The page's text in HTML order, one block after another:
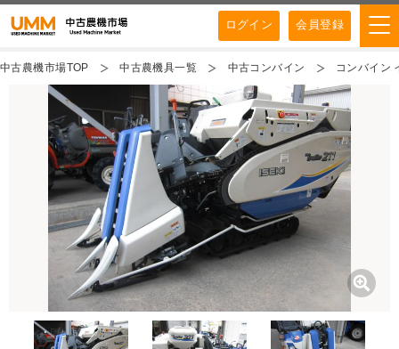
ログイン 会員登録
中古農機市場TOP 中古農機具一覧 中古コンバイン コンバイン